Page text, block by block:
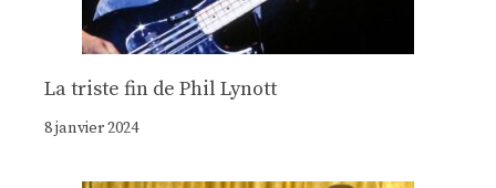
La triste fin de Phil Lynott
8 janvier 2024